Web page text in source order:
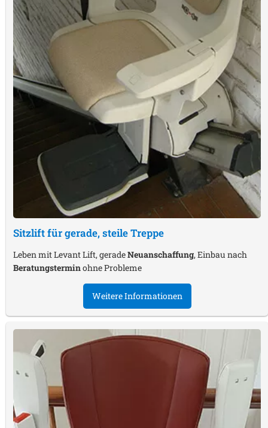
Sitzlift für gerade, steile Treppe
Leben mit Levant Lift, geradeNeuanschaffung, Einbau nach
Beratungsterminohne Probleme
Weitere Informationen